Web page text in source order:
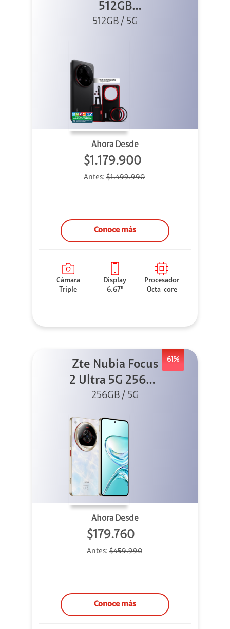
512GB
Photography Kit
512GB / 5G
Ahora Desde
$1.179.900
Antes: $1.499.990
Conoce más
Cámara
Triple
Display
6.67"
Procesador
Octa-core
61%
Zte Nubia Focus
2 Ultra 5G 256GB
Blanco
256GB / 5G
Ahora Desde
$179.760
Antes:$459.990
Conoce más